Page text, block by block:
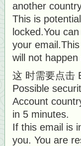
another
This is
locked.You
your
will not
这 时需要点击
Possible
Account
in 5 minutes.
If this email is
you. You are